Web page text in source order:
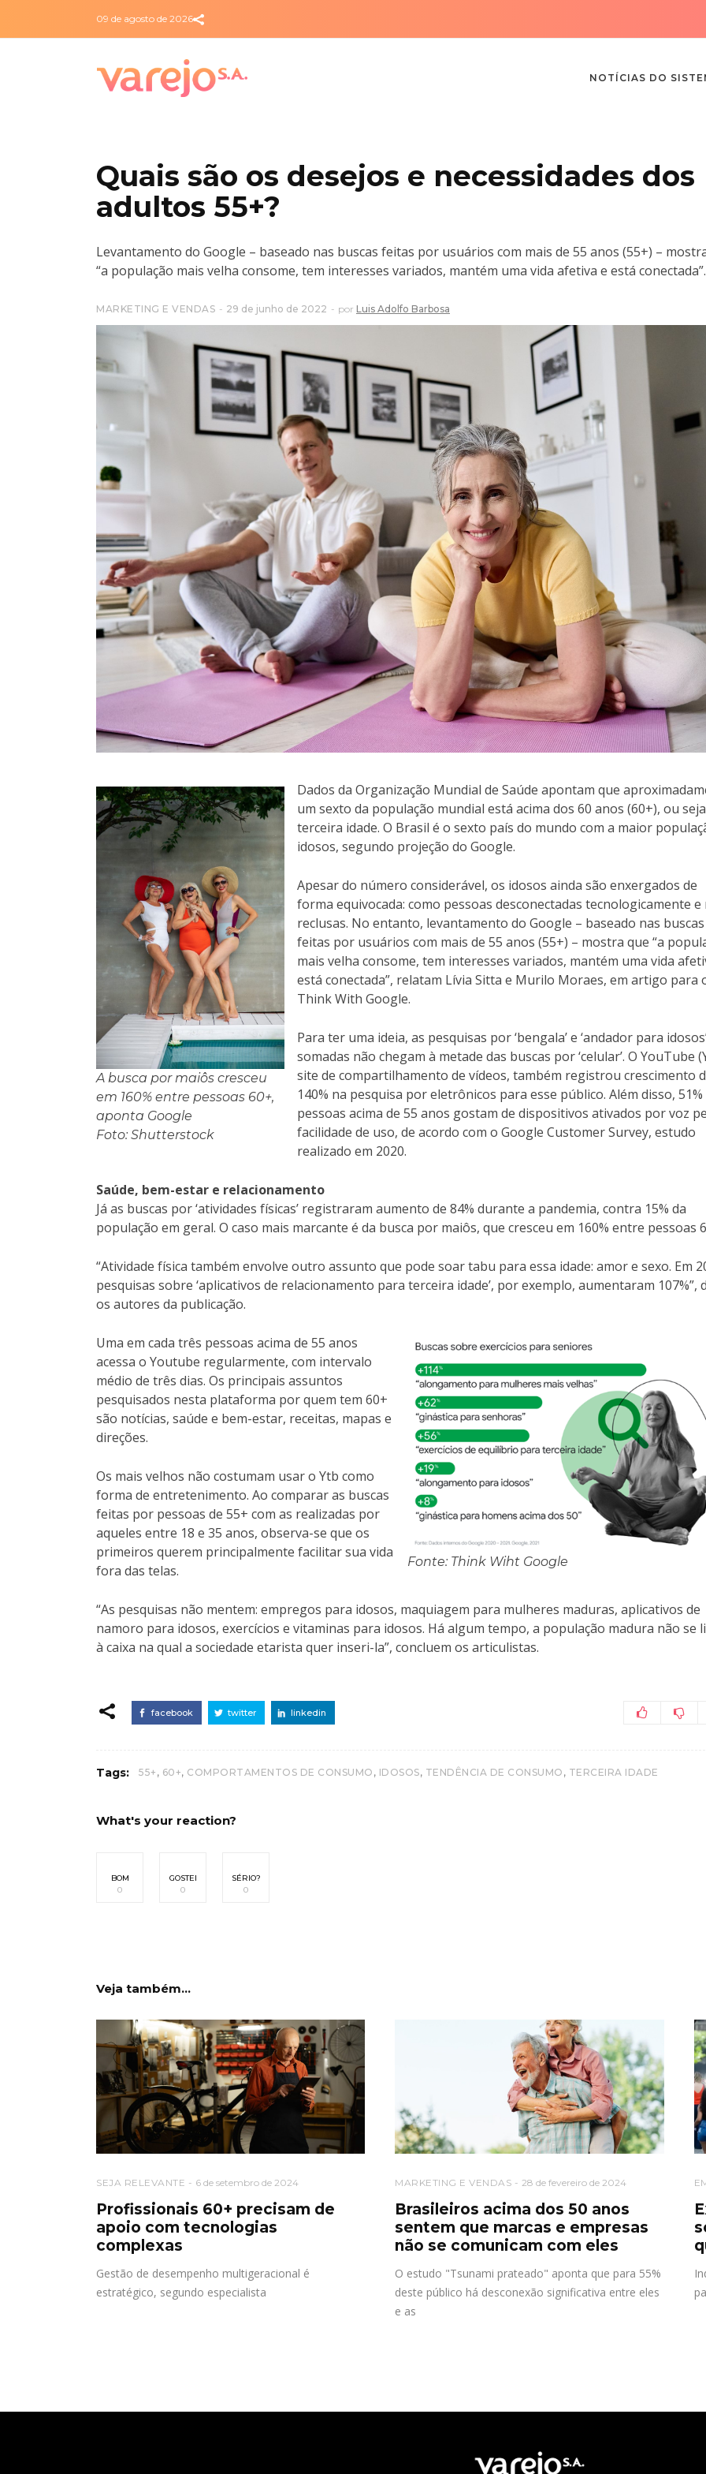
09 de agosto de 2026
NOTÍCIAS DO
Quais são os desejos e necessidades dos
adultos 55+?
Levantamento do Google – baseado nas buscas feitas por usuários com mais de 55 anos (55+) –
“a população mais velha consome, tem interesses variados, mantém uma vida afetiva e está conectada”.
MARKETING E VENDAS 29 de junho de 2022 por Luis Adolfo Barbosa
A busca por maiôs cresceu
em 160% entre pessoas 60+,
aponta Google
Foto: Shutterstock
Dados da Organização Mundial de Saúde apontam que
um sexto da população mundial está acima dos 60 anos (60+), ou
terceira idade. O Brasil é o sexto país do mundo com a maior
idosos, segundo projeção do Google.
Apesar do número considerável, os idosos ainda são enxergados de
forma equivocada: como pessoas desconectadas tecnologicamente e
reclusas. No entanto, levantamento do Google – baseado nas buscas
feitas por usuários com mais de 55 anos (55+) – mostra que “a
mais velha consome, tem interesses variados, mantém uma vida
está conectada”, relatam Lívia Sitta e Murilo Moraes, em artigo para
Think With Google.
Para ter uma ideia, as pesquisas por ‘bengala’ e ‘andador para
somadas não chegam à metade das buscas por ‘celular’. O YouTube
site de compartilhamento de vídeos, também registrou crescimento
140% na pesquisa por eletrônicos para esse público. Além disso, 51%
pessoas acima de 55 anos gostam de dispositivos ativados por voz
facilidade de uso, de acordo com o Google Customer Survey, estudo
realizado em 2020.
Saúde, bem-estar e relacionamento
Já as buscas por ‘atividades físicas’ registraram aumento de 84% durante a pandemia, contra 15% da
população em geral. O caso mais marcante é da busca por maiôs, que cresceu em 160% entre pessoas
“Atividade física também envolve outro assunto que pode soar tabu para essa idade: amor e sexo. Em
pesquisas sobre ‘aplicativos de relacionamento para terceira idade’, por exemplo, aumentaram 107%”,
os autores da publicação.
Fonte: Think Wiht Google
Uma em cada três pessoas acima de 55 anos
acessa o Youtube regularmente, com intervalo
médio de três dias. Os principais assuntos
pesquisados nesta plataforma por quem tem 60+
são notícias, saúde e bem-estar, receitas, mapas e
direções.
Os mais velhos não costumam usar o Ytb como
forma de entretenimento. Ao comparar as buscas
feitas por pessoas de 55+ com as realizadas por
aqueles entre 18 e 35 anos, observa-se que os
primeiros querem principalmente facilitar sua vida
fora das telas.
“As pesquisas não mentem: empregos para idosos, maquiagem para mulheres maduras, aplicativos de
namoro para idosos, exercícios e vitaminas para idosos. Há algum tempo, a população madura não se
à caixa na qual a sociedade etarista quer inseri-la”, concluem os articulistas.
facebook twitter linkedin
Tags: 55+ , 60+, COMPORTAMENTOS DE CONSUMO , IDOSOS, TENDÊNCIA DE CONSUMO , TERCEIRA IDADE
What's your reaction?
BOM
0
GOSTEI
0
SÉRIO?
0
Veja também...
SEJA RELEVANTE 6 de setembro de 2024
Profissionais 60+ precisam de
apoio com tecnologias
complexas
Gestão de desempenho multigeracional é
estratégico, segundo especialista
MARKETING E VENDAS 28 de fevereiro de 2024
Brasileiros acima dos 50 anos
sentem que marcas e empresas
não se comunicam com eles
O estudo "Tsunami prateado" aponta que para 55%
deste público há desconexão significativa entre eles
e as